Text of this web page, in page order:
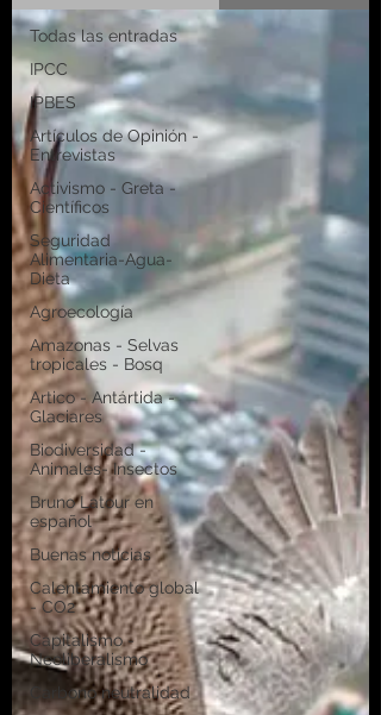
Todas las entradas
IPCC
IPBES
Artículos de Opinión -
Entrevistas
Activismo - Greta -
Científicos
Seguridad
Alimentaria-Agua-
Dieta
Agroecología
Amazonas - Selvas
tropicales - Bosq
Artico - Antártida -
Glaciares
Biodiversidad -
Animales- Insectos
Bruno Latour en
español
Buenas noticias
Calentamiento global
- CO2
Capitalismo -
Neoliberalismo
Carbono neutralidad